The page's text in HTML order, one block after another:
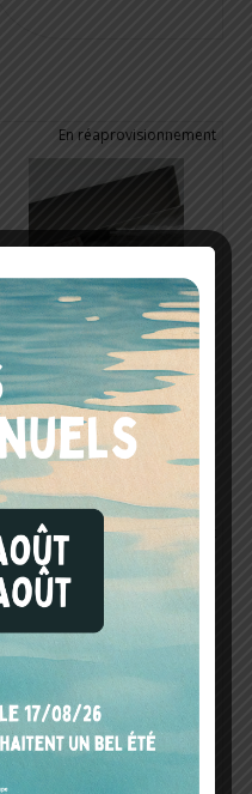
LAMPE UV –
SIEVERS 400 & (...)
453.00€
TUBE DE POMPE –
SIEVERS (...)